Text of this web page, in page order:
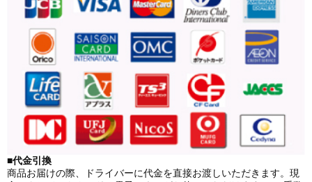
■代金引換
商品お届けの際、ドライバーに代金を直接お渡しいただきます。現